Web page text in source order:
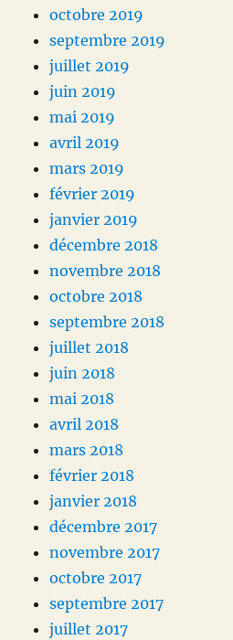
octobre 2019
septembre 2019
juillet 2019
juin 2019
mai 2019
avril 2019
mars 2019
février 2019
janvier 2019
décembre 2018
novembre 2018
octobre 2018
septembre 2018
juillet 2018
juin 2018
mai 2018
avril 2018
mars 2018
février 2018
janvier 2018
décembre 2017
novembre 2017
octobre 2017
septembre 2017
juillet 2017